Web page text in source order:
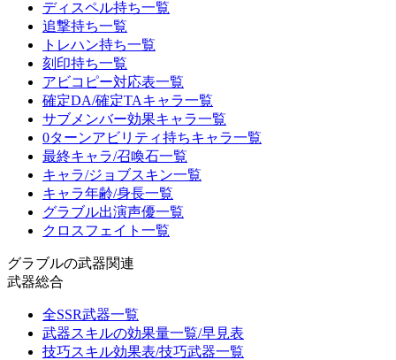
ディスペル持ち一覧
追撃持ち一覧
トレハン持ち一覧
刻印持ち一覧
アビコピー対応表一覧
確定DA/確定TAキャラ一覧
サブメンバー効果キャラ一覧
0ターンアビリティ持ちキャラ一覧
最終キャラ/召喚石一覧
キャラ/ジョブスキン一覧
キャラ年齢/身長一覧
グラブル出演声優一覧
クロスフェイト一覧
グラブルの武器関連
武器総合
全SSR武器一覧
武器スキルの効果量一覧/早見表
技巧スキル効果表/技巧武器一覧